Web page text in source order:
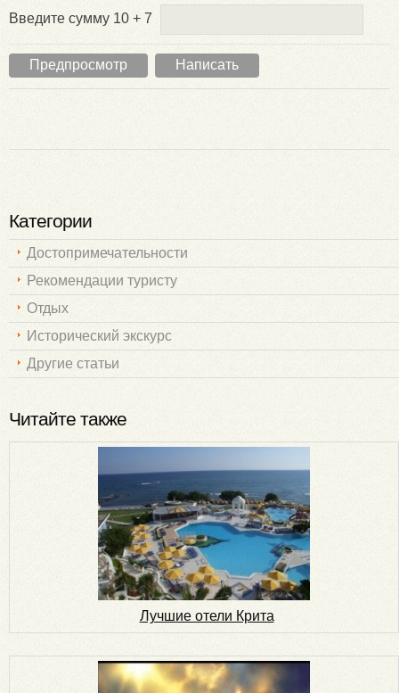
Введите сумму 10 + 7
Категории
Достопримечательности
Рекомендации туристу
Отдых
Исторический экскурс
Другие статьи
Читайте также
Лучшие отели Крита